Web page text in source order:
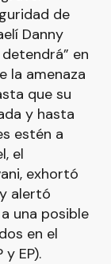
de
Danny
en
la amenaza
que su
y hasta
estén a
el
exhortó
alertó
una posible
en el
EP).